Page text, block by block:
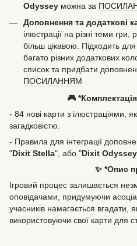
Odyssey можна за
Доповнення та додаткові
ілюстрації на різні теми
більш цікавою. Підходить для
багато різних додаткових
список та придбати
ПОСИЛАННЯМ
🎮
- 84 нові карти з ілюстраціями,
загадковістю.
- Правила для інтеграції
"Dixit Stella", або "Dixit Odyssey
✨ *Опис
Ігровий процес залишається
оповідачами, придумуючи
учасників намагається вгадати,
використовуючи свої карти для